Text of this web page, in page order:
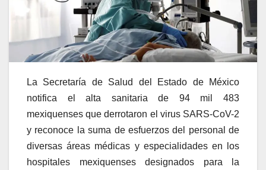
La Secretaría de Salud del Estado de México
notifica el alta sanitaria de 94 mil 483
mexiquenses que derrotaron el virus SARS-CoV-2
y reconoce la suma de esfuerzos del personal de
diversas áreas médicas y especialidades en los
hospitales mexiquenses designados para la